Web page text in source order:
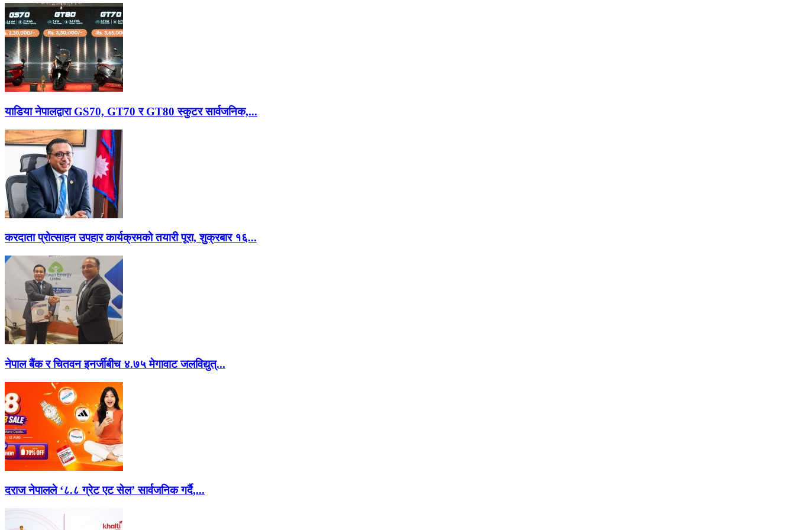
याडिया नेपालद्वारा GS70, GT70 र GT80 स्कुटर सार्वजनिक,...
करदाता प्रोत्साहन उपहार कार्यक्रमको तयारी पूरा, शुक्रबार १६...
नेपाल बैंक र चितवन इनर्जीबीच ४.७५ मेगावाट जलविद्युत्...
दराज नेपालले ‘८.८ ग्रेट एट सेल’ सार्वजनिक गर्दै,...